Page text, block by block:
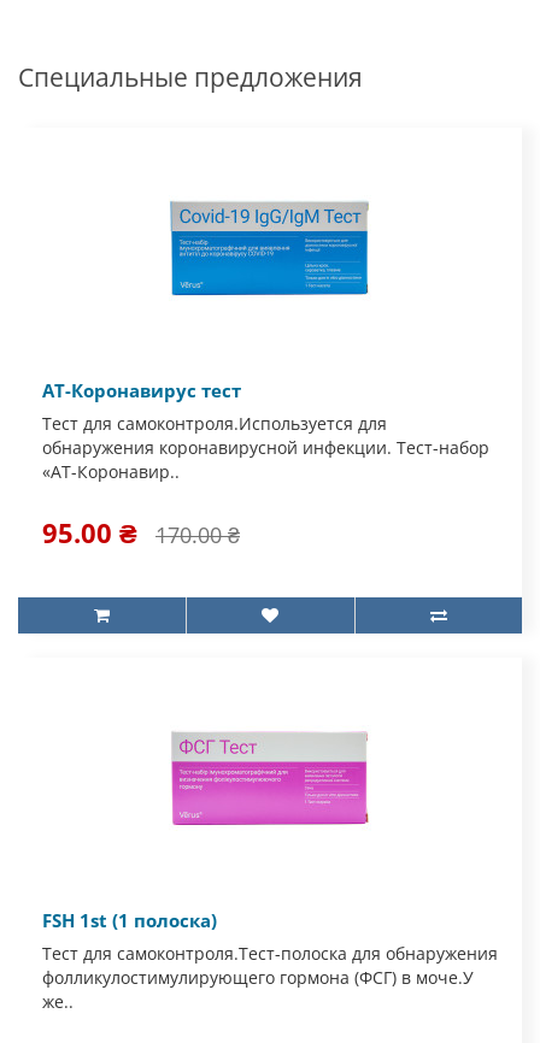
Специальные предложения
АТ-Коронавирус тест
Тест для самоконтроля.Используется для
обнаружения коронавирусной инфекции. Тест-набор
«АТ-Коронавир..
95.00 ₴ 170.00 ₴
FSH 1st (1 полоска)
Тест для самоконтроля.Тест-полоска для обнаружения
фолликулостимулирующего гормона (ФСГ) в моче.У
же..